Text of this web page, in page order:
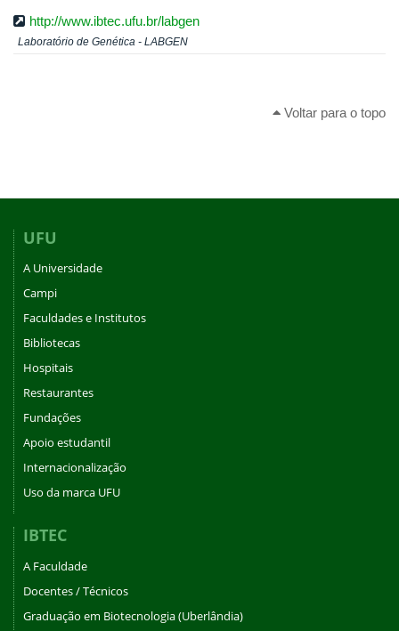
http://www.ibtec.ufu.br/labgen
Laboratório de Genética - LABGEN
Voltar para o topo
UFU
A Universidade
Campi
Faculdades e Institutos
Bibliotecas
Hospitais
Restaurantes
Fundações
Apoio estudantil
Internacionalização
Uso da marca UFU
IBTEC
A Faculdade
Docentes / Técnicos
Graduação em Biotecnologia (Uberlândia)